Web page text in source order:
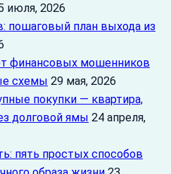
июля, 2026
пошаговый план выхода из
финансовых мошенников
схемы 29 мая, 2026
покупки — квартира,
долговой ямы 24 апреля,
пять простых способов